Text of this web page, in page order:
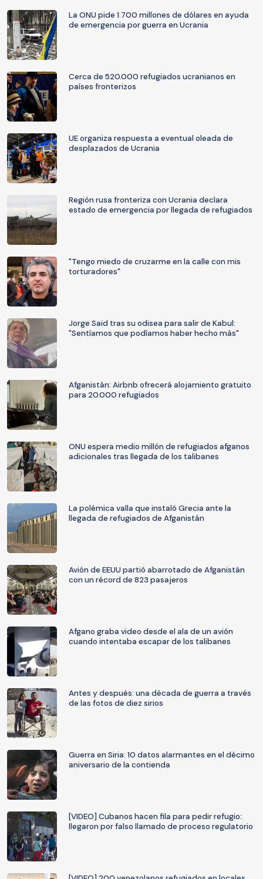
La ONU pide 1.700 millones de dólares en ayuda
de emergencia por guerra en Ucrania
Cerca de 520.000 refugiados ucranianos en
países fronterizos
UE organiza respuesta a eventual oleada de
desplazados de Ucrania
Región rusa fronteriza con Ucrania declara
estado de emergencia por llegada de refugiados
"Tengo miedo de cruzarme en la calle con mis
torturadores"
Jorge Said tras su odisea para salir de Kabul:
"Sentíamos que podíamos haber hecho más"
Afganistán: Airbnb ofrecerá alojamiento gratuito
para 20.000 refugiados
ONU espera medio millón de refugiados afganos
adicionales tras llegada de los talibanes
La polémica valla que instaló Grecia ante la
llegada de refugiados de Afganistán
Avión de EEUU partió abarrotado de Afganistán
con un récord de 823 pasajeros
Afgano graba video desde el ala de un avión
cuando intentaba escapar de los talibanes
Antes y después: una década de guerra a través
de las fotos de diez sirios
Guerra en Siria: 10 datos alarmantes en el décimo
aniversario de la contienda
[VIDEO] Cubanos hacen fila para pedir refugio:
llegaron por falso llamado de proceso regulatorio